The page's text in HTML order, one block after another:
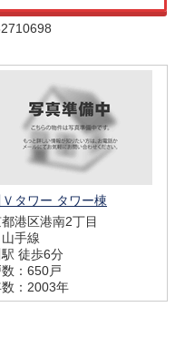
タワー タワー棟
港区港南2丁目
山手線
徒歩6分
：650戸
：2003年